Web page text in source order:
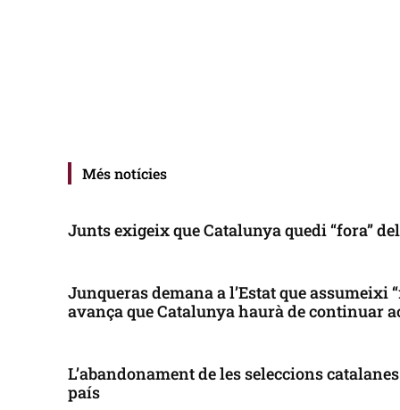
Més notícies
Junts exigeix que Catalunya quedi “fora”
Junqueras demana a l’Estat que assumeixi
avança que Catalunya haurà de continuar
L’abandonament de les seleccions
país